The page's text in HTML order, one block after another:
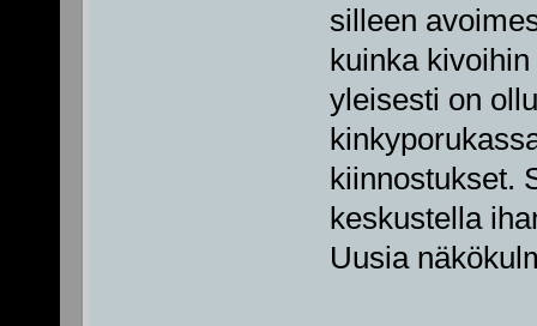
silleen
kuinka
yleisesti on
kiinnostukset.
keskustella
Uusia